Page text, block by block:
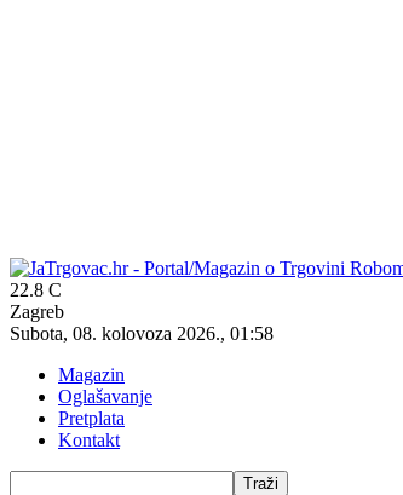
22.8 C
Zagreb
Subota, 08. kolovoza 2026., 01:58
Magazin
Oglašavanje
Pretplata
Kontakt